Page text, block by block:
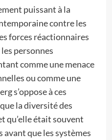
puissant à la
contre les
forces réactionnaires
personnes
comme une menace
ou comme une
s’oppose à ces
la diversité des
qu’elle était souvent
avant que les systèmes